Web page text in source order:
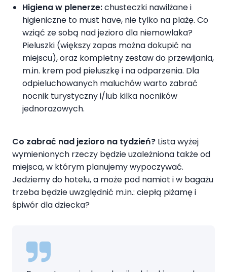
Higiena w plenerze:chusteczki nawilżane i
higieniczne to must have, nie tylko na plażę. Co
wziąć ze sobą nad jezioro dla niemowlaka?
Pieluszki (większy zapas można dokupić na
miejscu), oraz kompletny zestaw do przewijania,
m.in. krem pod pieluszkę i na odparzenia. Dla
odpieluchowanych maluchów warto zabrać
nocnik turystyczny i/lub kilka nocników
jednorazowych.
Co zabrać nad jezioro na tydzień? Lista wyżej
wymienionych rzeczy będzie uzależniona także od
miejsca, w którym planujemy wypoczywać.
Jedziemy do hotelu, a może pod namiot i w bagażu
trzeba będzie uwzględnić m.in.: ciepłą piżamę i
śpiwór dla dziecka?